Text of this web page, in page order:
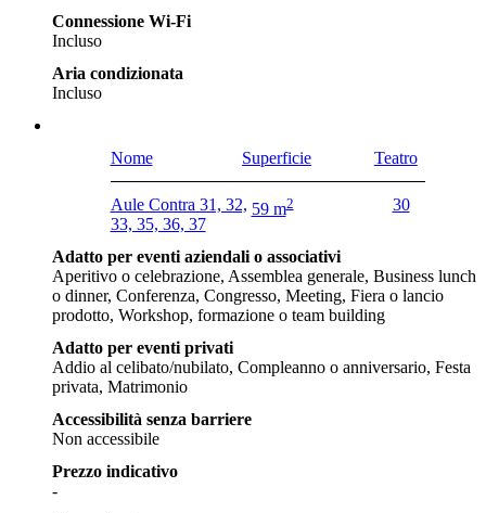
Connessione Wi-Fi
Incluso
Aria condizionata
Incluso
Nome Superficie Teatro
Aule Contra 31, 32,
33, 35, 36, 37
59 m2 30
Adatto per eventi aziendali o associativi
Aperitivo o celebrazione, Assemblea generale, Business lunch
o dinner, Conferenza, Congresso, Meeting, Fiera o lancio
prodotto, Workshop, formazione o team building
Adatto per eventi privati
Addio al celibato/nubilato, Compleanno o anniversario, Festa
privata, Matrimonio
Accessibilità senza barriere
Non accessibile
Prezzo indicativo
-